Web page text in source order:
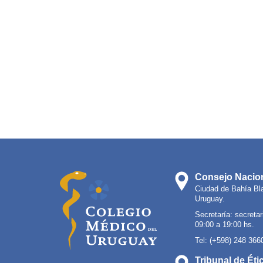
Consejo
Ciudad de Bahía
Uruguay.
Secretaría:
09:00 a 19:00 hs.
Tel: (+598) 248
Tribunal de